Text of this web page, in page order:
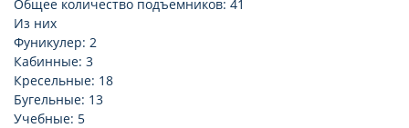
Общее количество подъемников: 41
Из них
Фуникулер: 2
Кабинные: 3
Кресельные: 18
Бугельные: 13
Учебные: 5